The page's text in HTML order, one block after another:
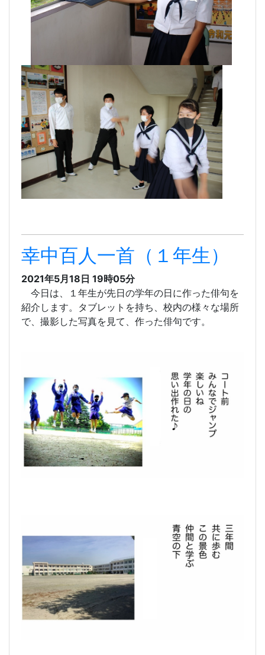
幸中百人一首（１年生）
2021年5月18日 19時05分
今日は、１年生が先日の学年の日に作った俳句を
紹介します。タブレットを持ち、校内の様々な場所
で、撮影した写真を見て、作った俳句です。